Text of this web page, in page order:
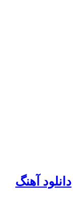
دانلود آهنگ